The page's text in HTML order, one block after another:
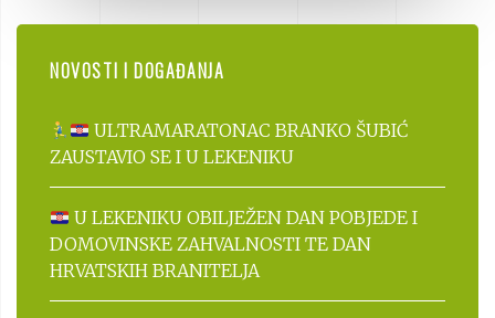
NOVOSTI I DOGAĐANJA
ULTRAMARATONAC BRANKO ŠUBIĆ
ZAUSTAVIO SE I U LEKENIKU
U LEKENIKU OBILJEŽEN DAN POBJEDE I
DOMOVINSKE ZAHVALNOSTI TE DAN
HRVATSKIH BRANITELJA